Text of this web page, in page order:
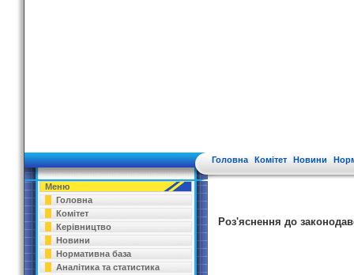
Головна Комітет Новини
Меню
Головна
Комітет
Керівництво
Новини
Нормативна база
Аналітика та статистика
Роз'яснення до